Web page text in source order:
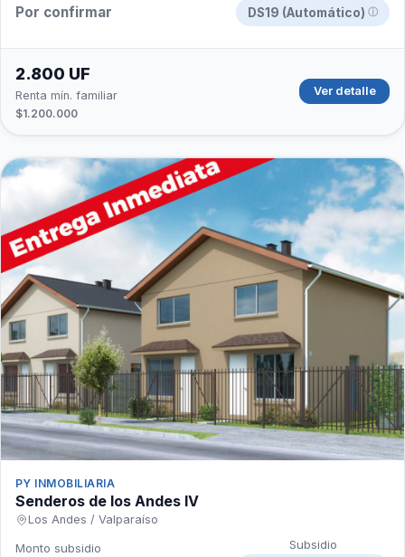
Por confirmar
DS19 (Automático) ⓘ
2.800 UF
Renta mín. familiar
$1.200.000
Ver detalle
PY INMOBILIARIA
Senderos de los Andes IV
Los Andes / Valparaíso
Monto subsidio
Subsidio